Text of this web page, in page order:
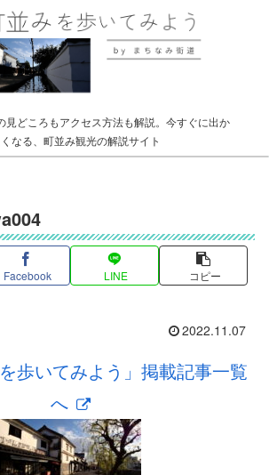
見どころもアクセス方法も解説。今すぐに出か
なる、町並み観光の解説サイト
Facebook LINE コピー
2022.11.07
歩いてみよう」掲載記事一覧
へ